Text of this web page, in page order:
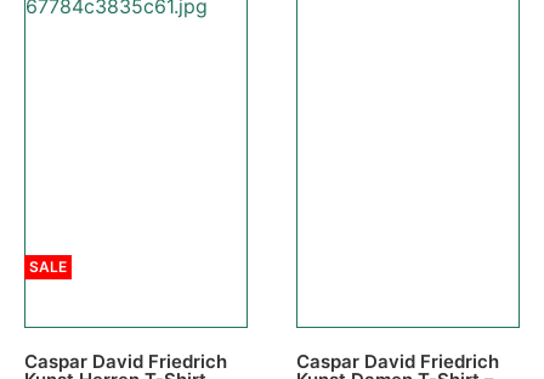
SALE
Caspar David Friedrich Caspar David Friedrich